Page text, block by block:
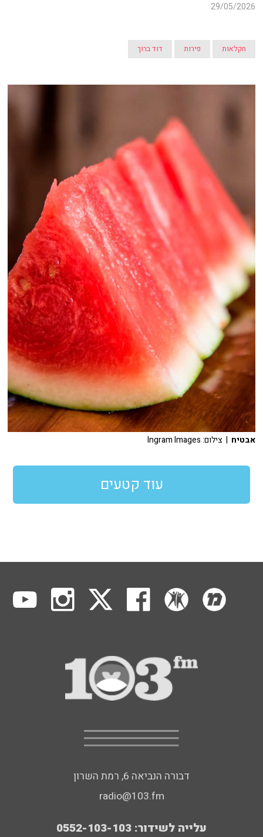
29/05/2026
חקלאות פירות דוד ברוך
אבטיח | צילום: Ingram Images
עוד קטעים
דבורה הנביאה 6, רמת השרון
radio@103.fm
עלייה לשידור: 0552-103-103